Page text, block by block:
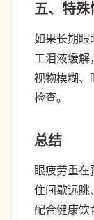
五、特殊
如果长期眼
工泪液缓解
视物模糊
检查。
总结
眼疲劳重
住间歇远眺
配合健康